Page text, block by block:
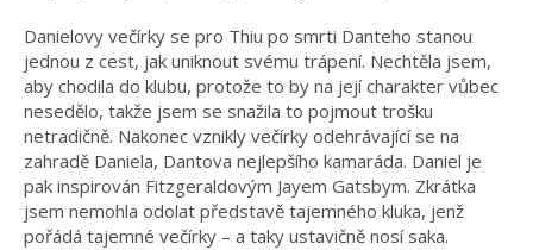
Danielovy večírky se pro Thiu po smrti Danteho stanou
jednou z cest, jak uniknout svému trápení. Nechtěla jsem,
aby chodila do klubu, protože to by na její charakter vůbec
nesedělo, takže jsem se snažila to pojmout trošku
netradičně. Nakonec vznikly večírky odehrávající se na
zahradě Daniela, Dantova nejlepšího kamaráda. Daniel je
pak inspirován Fitzgeraldovým Jayem Gatsbym. Zkrátka
jsem nemohla odolat představě tajemného kluka, jenž
pořádá tajemné večírky – a taky ustavičně nosí saka.